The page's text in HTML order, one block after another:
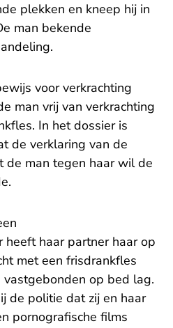
plekken en kneep hij in
man bekende
voor verkrachting
man vrij van verkrachting
In het dossier is
de verklaring van de
de man tegen haar wil de
haar partner haar op
met een frisdrankfles
op bed lag.
de politie dat zij en haar
pornografische films